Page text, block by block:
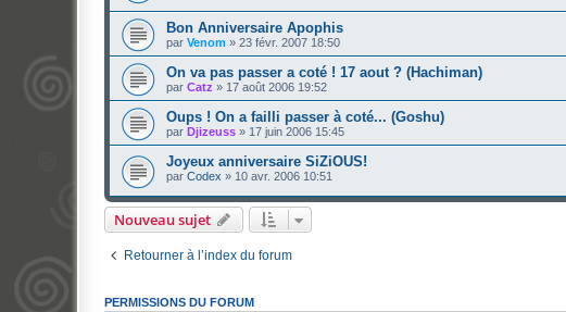
Bon Anniversaire Apophis
par Venom » 23 févr. 2007 18:50
On va pas passer a coté ! 17 aout ? (Hachiman)
par Catz » 17 août 2006 19:52
Oups ! On a failli passer à coté... (Goshu)
par Djizeuss » 17 juin 2006 15:45
Joyeux anniversaire SiZiOUS!
par Codex » 10 avr. 2006 10:51
Nouveau sujet
Retourner à l’index du forum
PERMISSIONS DU FORUM